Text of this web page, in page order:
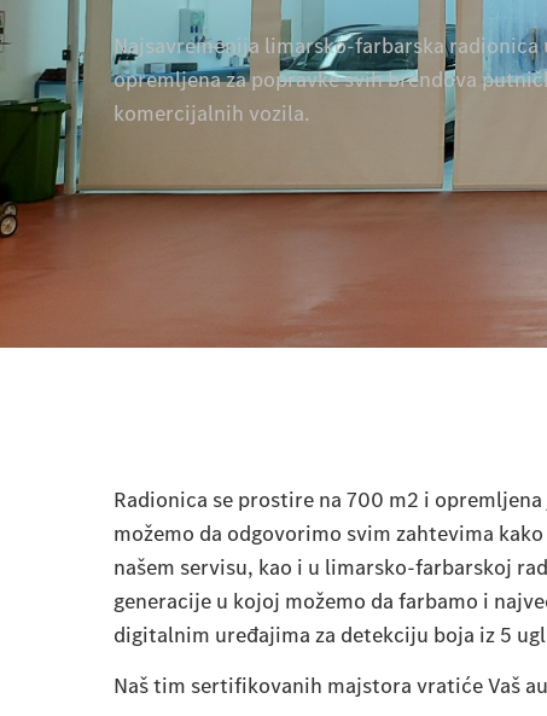
Najsavremenija limarsko-farbarska radionica
opremljena za popravke svih brendova
komercijalnih vozila.
Radionica se prostire na 700 m2 i
možemo da odgovorimo svim zahtevima
našem servisu, kao i u limarsko-farbarskoj
generacije u kojoj možemo da farbamo i
digitalnim uređajima za detekciju boja iz 5
Naš tim sertifikovanih majstora vratiće Vaš